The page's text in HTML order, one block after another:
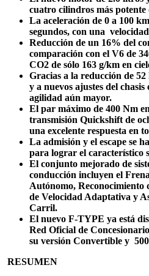
cuatro cilindros más
La aceleración de 0 a 100
segundos, con una
Reducción de un 16% del
comparación con el V6 de
CO2 de sólo 163 g/km en
Gracias a la reducción de
y a nuevos ajustes del
agilidad aún mayor.
El par máximo de 400 Nm
transmisión Quickshift de
una excelente respuesta en
La admisión y el escape se
para lograr el característico
El conjunto mejorado de
conducción incluyen el
Autónomo, Reconocimiento
de Velocidad Adaptativa y
Carril.
El nuevo F-TYPE ya está
Red Oficial de
su versión Convertible y
RESUMEN